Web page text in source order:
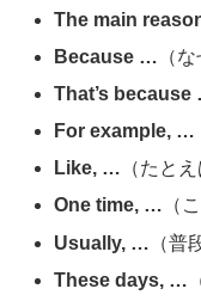
The main
Because … （
That’s because
For example, …
Like, … （たとえ
One time, … （
Usually, … （普
These days, …